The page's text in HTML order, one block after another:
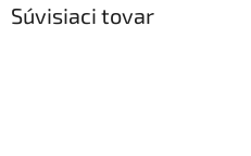
Súvisiaci tovar